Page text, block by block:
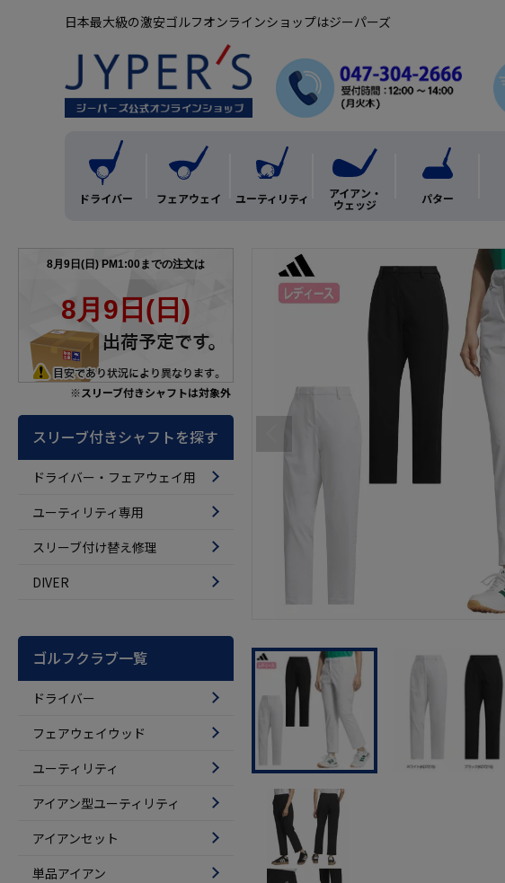
日本最大級の激安ゴルフオンラインショップはジーパーズ
ドライバー フェアウェイ ユーティリティ アイアン・
ウェッジ パター
※スリーブ付きシャフトは対象外
スリーブ付きシャフトを探す
ドライバー・フェアウェイ用
ユーティリティ専用
スリーブ付け替え修理
DIVER
ゴルフクラブ一覧
ドライバー
フェアウェイウッド
ユーティリティ
アイアン型ユーティリティ
アイアンセット
単品アイアン